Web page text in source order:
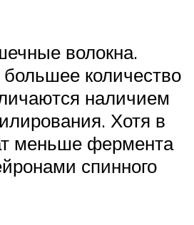
волокна.
количество
наличием
Хотя в
меньше фермента
спинного